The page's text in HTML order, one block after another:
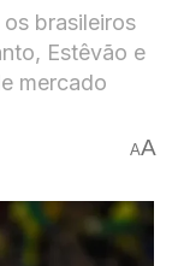
brasileiros
Estêvão e
mercado
AA